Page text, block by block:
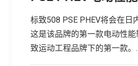
标致508 PSE PHEV将会在日
这是该品牌的第一款电动性
致运动工程品牌下的第一款。